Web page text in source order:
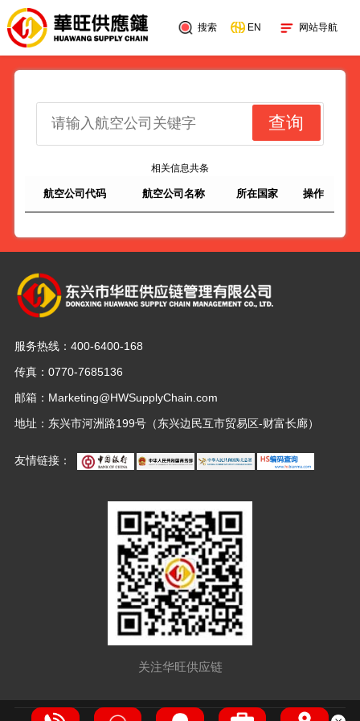
搜索 EN 网站导航
查询
相关信息共条
航空公司代码 航空公司名称 所在国家 操作
服务热线： 400-6400-168
传真：0770-7685136
邮箱： Marketing@HWSupplyChain.com
地址：东兴市河洲路199号（东兴边民互市贸易区-财富长廊）
友情链接：
关注华旺供应链